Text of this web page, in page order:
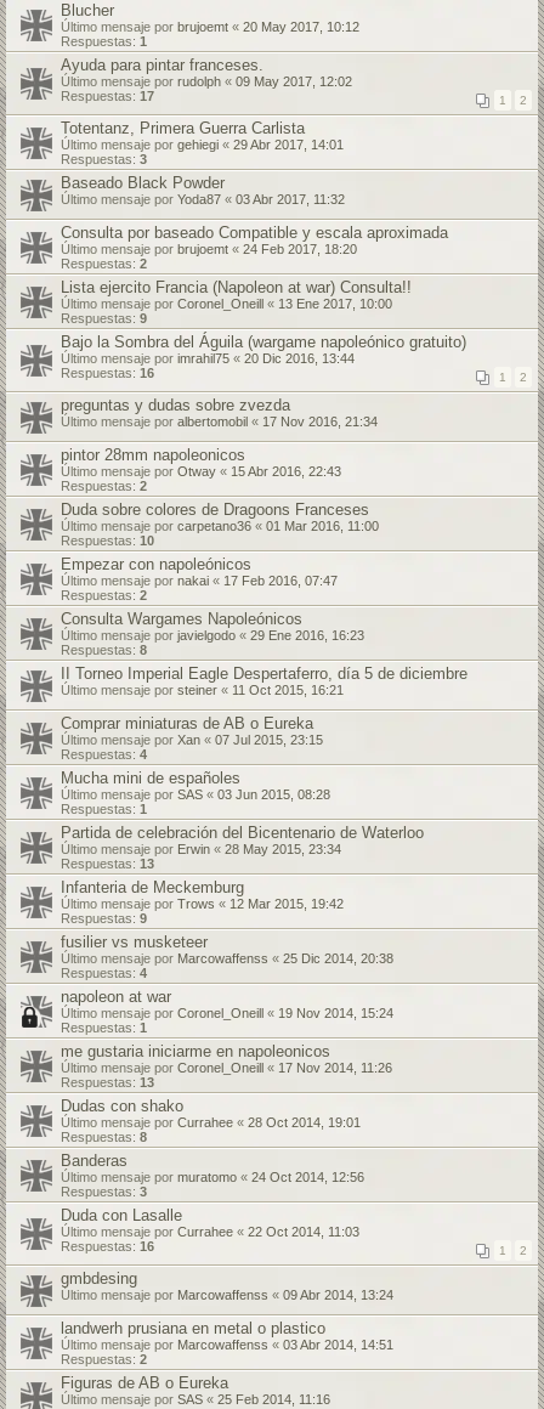
Blucher
Último mensaje por brujoemt « 20 May 2017, 10:12
Respuestas: 1
Ayuda para pintar franceses.
Último mensaje por rudolph « 09 May 2017, 12:02
Respuestas: 17 1 2
Totentanz, Primera Guerra Carlista
Último mensaje por gehiegi « 29 Abr 2017, 14:01
Respuestas: 3
Baseado Black Powder
Último mensaje por Yoda87 « 03 Abr 2017, 11:32
Consulta por baseado Compatible y escala aproximada
Último mensaje por brujoemt « 24 Feb 2017, 18:20
Respuestas: 2
Lista ejercito Francia (Napoleon at war) Consulta!!
Último mensaje por Coronel_Oneill « 13 Ene 2017, 10:00
Respuestas: 9
Bajo la Sombra del Águila (wargame napoleónico gratuito)
Último mensaje por imrahil75 « 20 Dic 2016, 13:44
Respuestas: 16 1 2
preguntas y dudas sobre zvezda
Último mensaje por albertomobil « 17 Nov 2016, 21:34
pintor 28mm napoleonicos
Último mensaje por Otway « 15 Abr 2016, 22:43
Respuestas: 2
Duda sobre colores de Dragoons Franceses
Último mensaje por carpetano36 « 01 Mar 2016, 11:00
Respuestas: 10
Empezar con napoleónicos
Último mensaje por nakai « 17 Feb 2016, 07:47
Respuestas: 2
Consulta Wargames Napoleónicos
Último mensaje por javielgodo « 29 Ene 2016, 16:23
Respuestas: 8
II Torneo Imperial Eagle Despertaferro, día 5 de diciembre
Último mensaje por steiner « 11 Oct 2015, 16:21
Comprar miniaturas de AB o Eureka
Último mensaje por Xan « 07 Jul 2015, 23:15
Respuestas: 4
Mucha mini de españoles
Último mensaje por SAS « 03 Jun 2015, 08:28
Respuestas: 1
Partida de celebración del Bicentenario de Waterloo
Último mensaje por Erwin « 28 May 2015, 23:34
Respuestas: 13
Infanteria de Meckemburg
Último mensaje por Trows « 12 Mar 2015, 19:42
Respuestas: 9
fusilier vs musketeer
Último mensaje por Marcowaffenss « 25 Dic 2014, 20:38
Respuestas: 4
napoleon at war
Último mensaje por Coronel_Oneill « 19 Nov 2014, 15:24
Respuestas: 1
me gustaria iniciarme en napoleonicos
Último mensaje por Coronel_Oneill « 17 Nov 2014, 11:26
Respuestas: 13
Dudas con shako
Último mensaje por Currahee « 28 Oct 2014, 19:01
Respuestas: 8
Banderas
Último mensaje por muratomo « 24 Oct 2014, 12:56
Respuestas: 3
Duda con Lasalle
Último mensaje por Currahee « 22 Oct 2014, 11:03
Respuestas: 16 1 2
gmbdesing
Último mensaje por Marcowaffenss « 09 Abr 2014, 13:24
landwerh prusiana en metal o plastico
Último mensaje por Marcowaffenss « 03 Abr 2014, 14:51
Respuestas: 2
Figuras de AB o Eureka
Último mensaje por SAS « 25 Feb 2014, 11:16